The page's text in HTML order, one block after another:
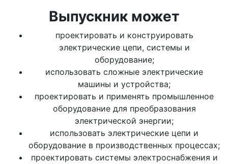
Выпускник может
проектировать и конструировать
электрические цепи, системы и
оборудование;
использовать сложные электрические
машины и устройства;
проектировать и применять промышленное
оборудование для преобразования
электрической энергии;
использовать электрические цепи и
оборудование в производственных процессах;
проектировать системы электроснабжения и